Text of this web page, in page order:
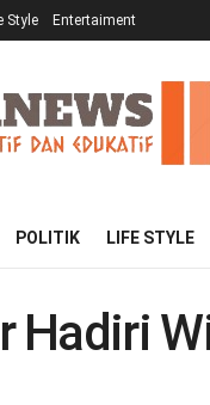
Style Entertaiment
POLITIK LIFE STYLE
Hadiri